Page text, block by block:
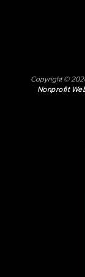
Copyright ©
Nonprofit